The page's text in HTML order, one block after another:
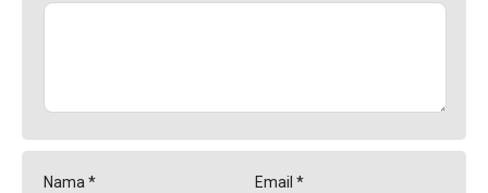
Nama * Email *